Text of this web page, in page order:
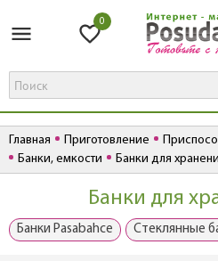
0
Главная Приготовление
Банки, емкости
Банки для
Банки для
Банки Pasabahce Стеклянные